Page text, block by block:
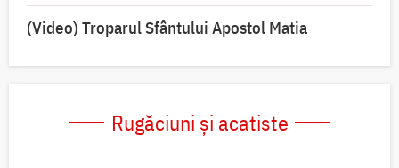
(Video) Troparul Sfântului Apostol Matia
Rugăciuni și acatiste